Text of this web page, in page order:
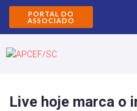
PORTAL DO
ASSOCIADO
Live hoje marca o